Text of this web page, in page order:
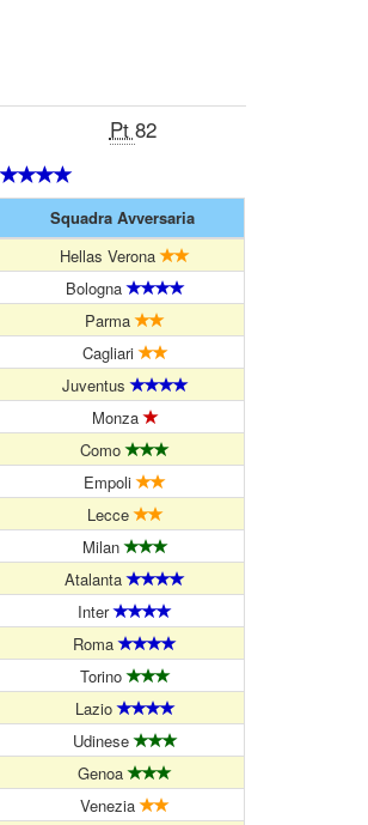
Pt 82
Squadra Avversaria
Hellas Verona
Bologna
Parma
Cagliari
Juventus
Monza
Como
Empoli
Lecce
Milan
Atalanta
Inter
Roma
Torino
Lazio
Udinese
Genoa
Venezia